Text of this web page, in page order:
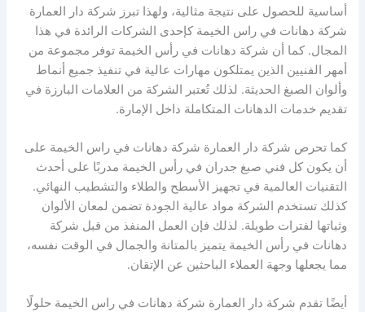
أساسية للحصول على نتيجة مثالية، ولهذا تبرز شركة دار العمارة
شركة دهانات في راس الخيمة كإحدى الشركات الرائدة في هذا
المجال. كما أن شركة دهانات في رأس الخيمة توفر مجموعة من
أمهر الفنيين الذين يمتلكون مهارات عالية في تنفيذ جميع أنماط
وألوان الصبغ الحديثة. لذلك تُعتبر الشركة من العلامات البارزة في
تقديم خدمات الدهانات المتكاملة داخل الإمارة.
كما تحرص شركة دار العمارة شركة دهانات في راس الخيمة على
أن يكون كل فني صبغ جدران في رأس الخيمة مدربًا على أحدث
التقنيات العالمية في تجهيز الأسطح والطلاء والتشطيب النهائي.
كذلك تستخدم الشركة مواد عالية الجودة تضمن لمعان الألوان
وثباتها لفترات طويلة. لذلك فإن العمل المنفذ من قبل شركة
دهانات في رأس الخيمة يتميز بالمتانة والجمال في الوقت نفسه،
مما يجعلها وجهة العملاء الباحثين عن الإتقان.
أيضًا تقدم شركة دار العمارة شركة دهانات في راس الخيمة حلولًا